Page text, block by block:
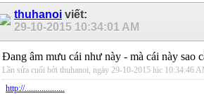
thuhanoi viết:
29-10-2015 10:34:01 AM
Đang âm mưu cái như này - mà cái này sao
Lần sửa cuối bởi thuhanoi, ngày 29-10-2015 lúc 10:34:46
http://...................